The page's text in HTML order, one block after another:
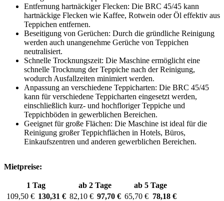
Entfernung hartnäckiger Flecken: Die BRC 45/45 kann
hartnäckige Flecken wie Kaffee, Rotwein oder Öl effektiv aus
Teppichen entfernen.
Beseitigung von Gerüchen: Durch die gründliche Reinigung
werden auch unangenehme Gerüche von Teppichen
neutralisiert.
Schnelle Trocknungszeit: Die Maschine ermöglicht eine
schnelle Trocknung der Teppiche nach der Reinigung,
wodurch Ausfallzeiten minimiert werden.
Anpassung an verschiedene Teppicharten: Die BRC 45/45
kann für verschiedene Teppicharten eingesetzt werden,
einschließlich kurz- und hochfloriger Teppiche und
Teppichböden in gewerblichen Bereichen.
Geeignet für große Flächen: Die Maschine ist ideal für die
Reinigung großer Teppichflächen in Hotels, Büros,
Einkaufszentren und anderen gewerblichen Bereichen.
Mietpreise:
1 Tag ab 2 Tage
ab 5 Tage
109,50 € 130,31 € 82,10 € 97,70 € 65,70 € 78,18 €